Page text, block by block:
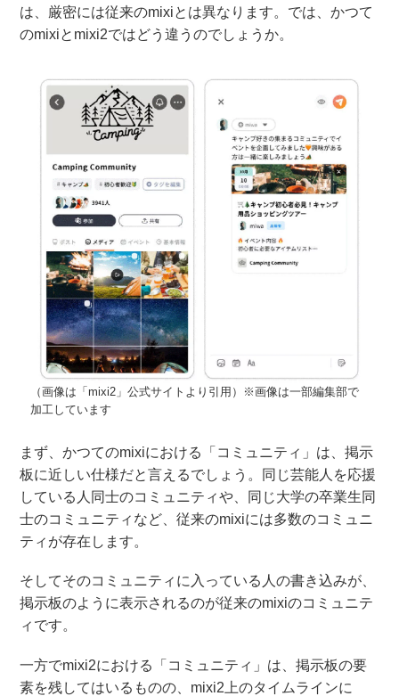
は、厳密には従来のmixiとは異なります。では、かつて
のmixiとmixi2ではどう違うのでしょうか。
（画像は「mixi2」公式サイトより引用）※画像は一部編集部で
加工しています
まず、かつてのmixiにおける「コミュニティ」は、掲示
板に近しい仕様だと言えるでしょう。同じ芸能人を応援
している人同士のコミュニティや、同じ大学の卒業生同
士のコミュニティなど、従来のmixiには多数のコミュニ
ティが存在します。
そしてそのコミュニティに入っている人の書き込みが、
掲示板のように表示されるのが従来のmixiのコミュニテ
ィです。
一方でmixi2における「コミュニティ」は、掲示板の要
素を残してはいるものの、mixi2上のタイムラインに